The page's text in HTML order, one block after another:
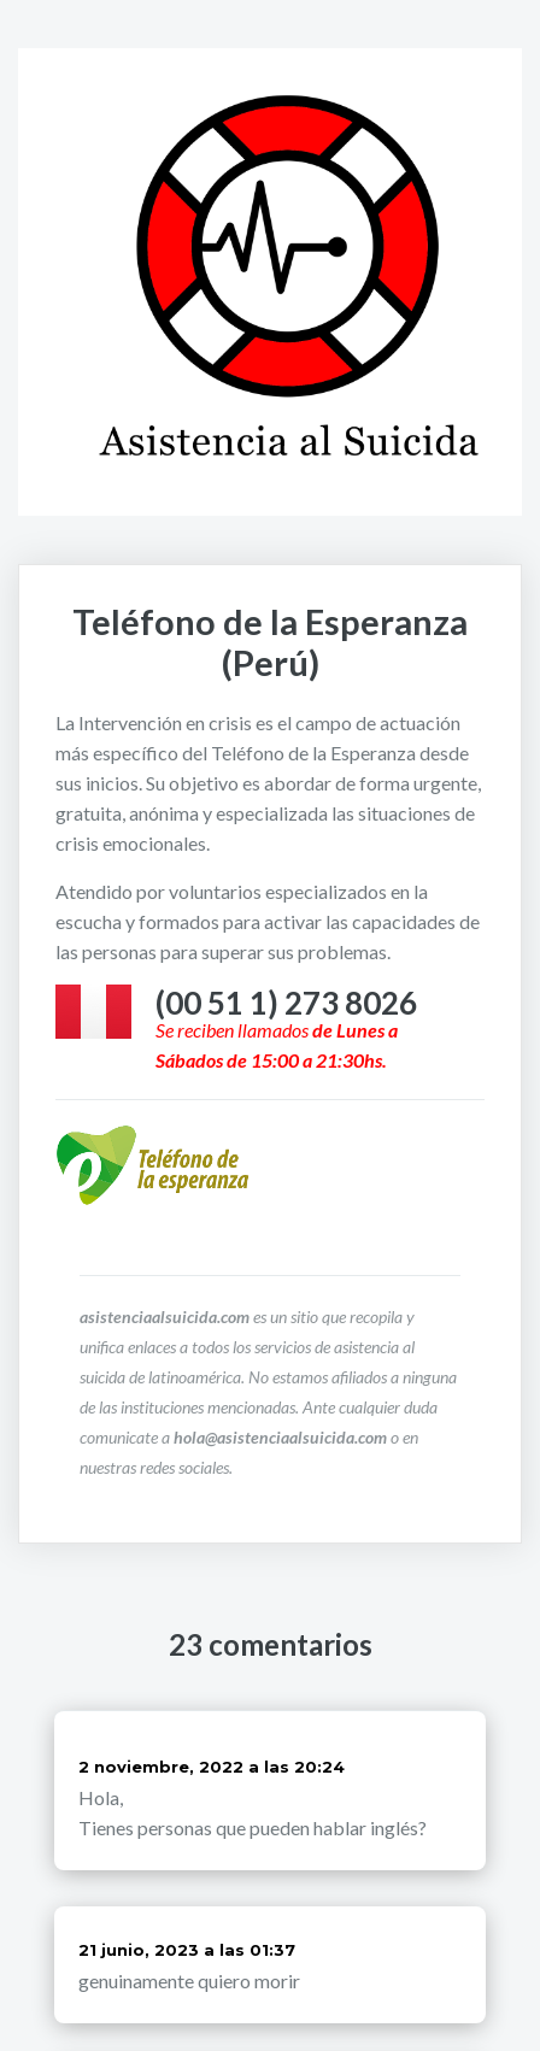
Teléfono de la Esperanza
(Perú)
La Intervención en crisis es el campo de actuación
más específico del Teléfono de la Esperanza desde
sus inicios. Su objetivo es abordar de forma urgente,
gratuita, anónima y especializada las situaciones de
crisis emocionales.
Atendido por voluntarios especializados en la
escucha y formados para activar las capacidades de
las personas para superar sus problemas.
(00 51 1) 273 8026
Se reciben llamadosdeLunes a
Sábadosde 15:00 a 21:30hs.
asistenciaalsuicida.comes un sitio que recopila y
unifica enlaces a todos los servicios de asistencia al
suicida de latinoamérica. No estamos afiliados a ninguna
de las instituciones mencionadas. Ante cualquier duda
comunicate ahola@asistenciaalsuicida.como en
nuestras redes sociales.
23 comentarios
dice:
2 noviembre, 2022 a las 20:24
Hola,
Tienes personas que pueden hablar inglés?
dice:
21 junio, 2023 a las 01:37
genuinamente quiero morir